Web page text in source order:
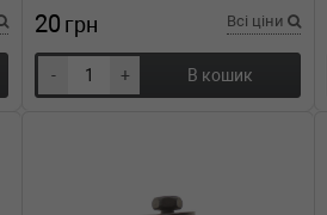
20 грн Всі ціни
- + В кошик